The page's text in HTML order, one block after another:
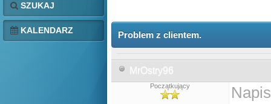
SZUKAJ
KALENDARZ Problem z clientem.
MrOstry96
Początkujący